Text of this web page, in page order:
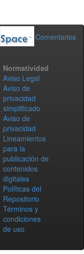
Comentarios
Normatividad
Aviso Legal
Aviso de
privacidad
simplificado
Aviso de
privacidad
Lineamientos
para la
publicación de
contenidos
digitales
Políticas del
Repositorio
Términos y
condiciones
de uso